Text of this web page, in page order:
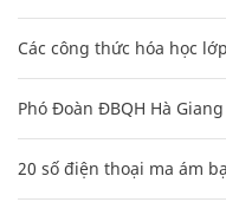
Các công thức hóa học
Phó Đoàn ĐBQH Hà
20 số điện thoại ma ám